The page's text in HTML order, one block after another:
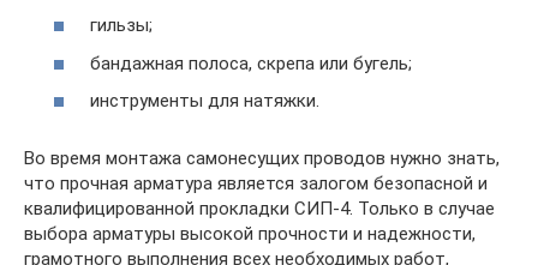
гильзы;
бандажная полоса, скрепа или бугель;
инструменты для натяжки.
Во время монтажа самонесущих проводов нужно знать,
что прочная арматура является залогом безопасной и
квалифицированной прокладки СИП-4. Только в случае
выбора арматуры высокой прочности и надежности,
грамотного выполнения всех необходимых работ,